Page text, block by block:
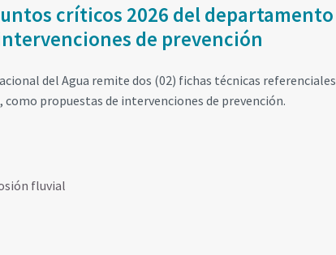
críticos 2026 del departamento
de prevención
del Agua remite dos (02) fichas técnicas referenciales
propuestas de intervenciones de prevención.
fluvial